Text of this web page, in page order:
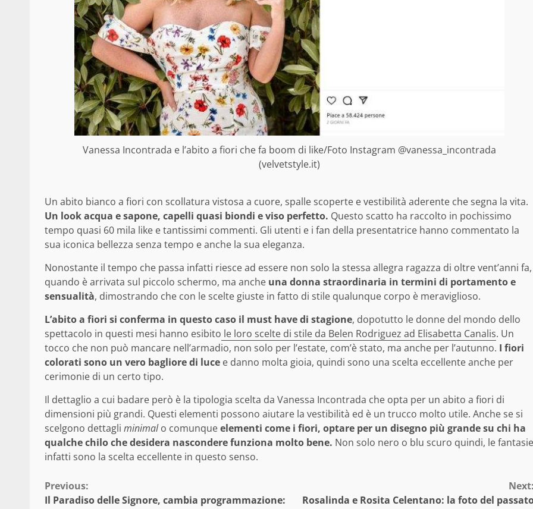
Vanessa Incontrada e l’abito a fiori che fa boom di like/Foto Instagram @vanessa_incontrada
(velvetstyle.it)
Un abito bianco a fiori con scollatura vistosa a cuore, spalle scoperte e vestibilità aderente che segna la vita.
Un look acqua e sapone, capelli quasi biondi e viso perfetto. Questo scatto ha raccolto in pochissimo
tempo quasi 60 mila like e tantissimi commenti. Gli utenti e i fan della presentatrice hanno commentato la
sua iconica bellezza senza tempo e anche la sua eleganza.
Nonostante il tempo che passa infatti riesce ad essere non solo la stessa allegra ragazza di oltre vent’anni fa,
quando è arrivata sul piccolo schermo, ma anche una donna straordinaria in termini di portamento e
sensualità, dimostrando che con le scelte giuste in fatto di stile qualunque corpo è meraviglioso.
L’abito a fiori si conferma in questo caso il must have di stagione, dopotutto le donne del mondo dello
spettacolo in questi mesi hanno esibito le loro scelte di stile da Belen Rodriguez ad Elisabetta Canalis. Un
tocco che non può mancare nell’armadio, non solo per l’estate, com’è stato, ma anche per l’autunno. I fiori
colorati sono un vero bagliore di luce e danno molta gioia, quindi sono una scelta eccellente anche per
cerimonie di un certo tipo.
Il dettaglio a cui badare però è la tipologia scelta da Vanessa Incontrada che opta per un abito a fiori di
dimensioni più grandi. Questi elementi possono aiutare la vestibilità ed è un trucco molto utile. Anche se si
scelgono dettagli minimalo comunqueelementi come i fiori, optare per un disegno più grande su chi ha
qualche chilo che desidera nascondere funziona molto bene. Non solo nero o blu scuro quindi, le fantasie
infatti sono la scelta eccellente in questo senso.
Continue
Previous:
Il Paradiso delle Signore, cambia programmazione:
Rosalinda e Rosita Celentano: la foto del